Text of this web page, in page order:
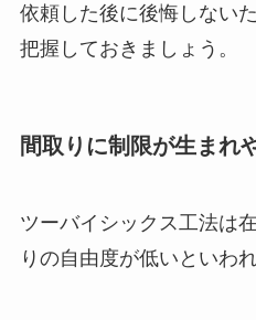
依頼した後に後悔しない
把握しておきましょう。
間取りに制限が生まれ
ツーバイシックス工法は
りの自由度が低いといわ